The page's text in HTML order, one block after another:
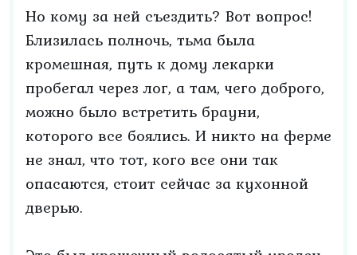
Но кому за ней съездить? Вот вопрос!
Близилась полночь, тьма была
кромешная, путь к дому лекарки
пробегал через лог, а там, чего доброго,
можно было встретить брауни,
которого все боялись. И никто на ферме
не знал, что тот, кого все они так
опасаются, стоит сейчас за кухонной
дверью.